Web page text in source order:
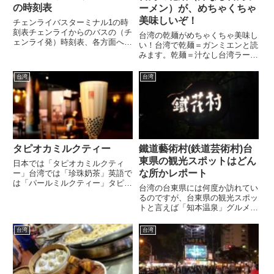
の時刻表
チェンライバスターミナル1の時
刻表チェンライからのバスの（チ
ェンライ発）時刻表、各方面への
らチェンマイに行くならバスター
ミナル1からグリーンバス Chiang
Rai バスターミナ...
ーメン）が、めちゃくちゃ
美味しいぞ！
台湾の乾麺がめちゃくちゃ美味し
い！台湾で乾麺＝ガンミエンと読
みます。乾麺＝汁なし台湾ラーメ
全く汁がないのではなく、底に少
しだけ汁は入っていて混ぜて食べ
るというスタイルです。 この乾
麺に辣椒醤（ラージョージャ
ン）...
台湾
タピオカミルクティー
日本では「タピオカミルクティ
ー」台湾では「珍珠奶茶」英語で
は「パールミルクティー」タピオ
ーの発明者と呼ばれる2つの店が
あり、1つは台中市の春水堂、も
う1...
台湾
鐵道藝術村(鉄道芸術村)台
東県の観光スポットはどん
な所かレポート
台湾の台東県には何度か訪れてい
るのですが、台東県の観光スポッ
トと言えば「知本温泉」グルメと
し、台東市内でコレといった観光
スポットや美味しいお店が見つか
らないのですが、地元の人に進め
られて鐵道藝術村(鉄道芸術村)
に...
台湾 台湾